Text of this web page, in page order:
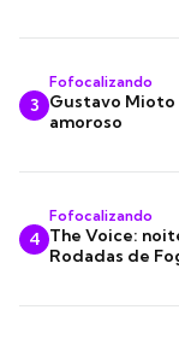
3
Fofocalizando
Gustavo Mioto
amoroso
4
Fofocalizando
The Voice:
Rodadas de